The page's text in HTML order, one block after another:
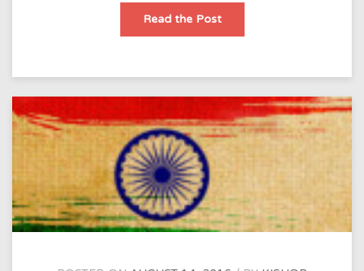
Read the Postतिरंगा।